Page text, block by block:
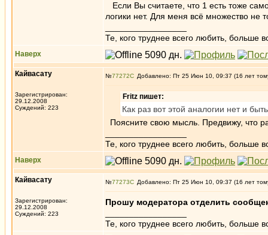
Если Вы считаете, что 1 есть тоже
логики нет. Для меня всё множество не
Те, кого труднее всего любить, больше
Наверх
Кайвасату
Зарегистрирован:
29.12.2008
Суждений: 223
№77272 Добавлено: Пт 25 Июн 10, 09:37 (16 лет
Fritz пишет:
Как раз вот этой аналогии нет и
Поясните свою мысль. Предвижу, что
Те, кого труднее всего любить, больше
Наверх
Кайвасату
Зарегистрирован:
29.12.2008
Суждений: 223
№77273 Добавлено: Пт 25 Июн 10, 09:37 (16 лет
Прошу модератора отделить
Те, кого труднее всего любить, больше